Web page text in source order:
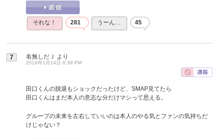
それな！ 281 うーん… 45
7 名無しだＪ より
2016年1月14日 6:39 PM
田口くんの脱退もショックだったけど、SMAP見てたら
田口くんはまだ本人の意志な分だけマシって思える。
グループの未来を左右していいのは本人のやる気とファンの気持ちだ
けじゃない？